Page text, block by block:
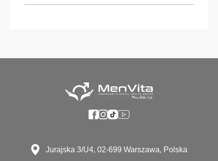
Jurajska 3/U4, 02-699 Warszawa, Polska